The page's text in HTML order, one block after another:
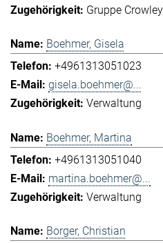
Gruppe Crowley
Boehmer, Gisela
+4961313051023
gisela.boehmer@...
Verwaltung
Boehmer, Martina
+4961313051040
martina.boehmer@...
Verwaltung
Borger, Christian